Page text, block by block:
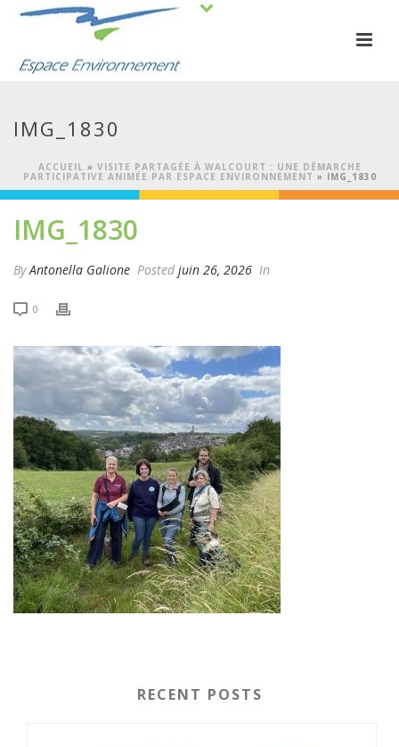
IMG_1830
ACCUEIL » VISITE PARTAGÉE À WALCOURT : UNE DÉMARCHE
PARTICIPATIVE ANIMÉE PAR ESPACE ENVIRONNEMENT » IMG_1830
IMG_1830
ByAntonella Galione Posted juin 26, 2026 In
0
RECENT POSTS